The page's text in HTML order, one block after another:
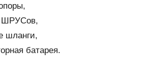
ШРУСов,
шланги,
батарея.